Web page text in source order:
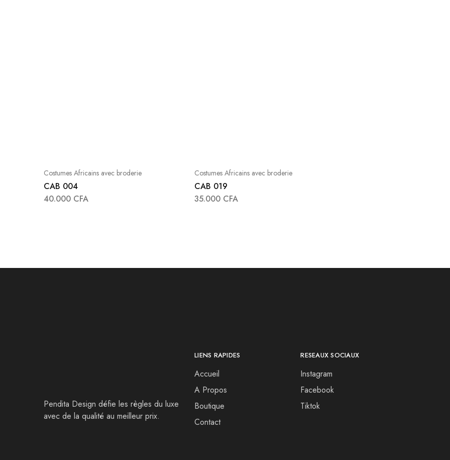
Costumes Africains avec broderie
CAB 004
40.000 CFA
Costumes Africains avec broderie
CAB 019
35.000 CFA
Pendita Design défie les règles du luxe
avec de la qualité au meilleur prix.
LIENS RAPIDES
Accueil
A Propos
Boutique
Contact
RESEAUX SOCIAUX
Instagram
Facebook
Tiktok